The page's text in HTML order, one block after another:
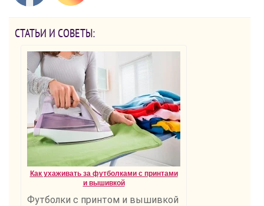
СТАТЬИ И СОВЕТЫ:
Как ухаживать за футболками с принтами
и вышивкой
Футболки с принтом и вышивкой